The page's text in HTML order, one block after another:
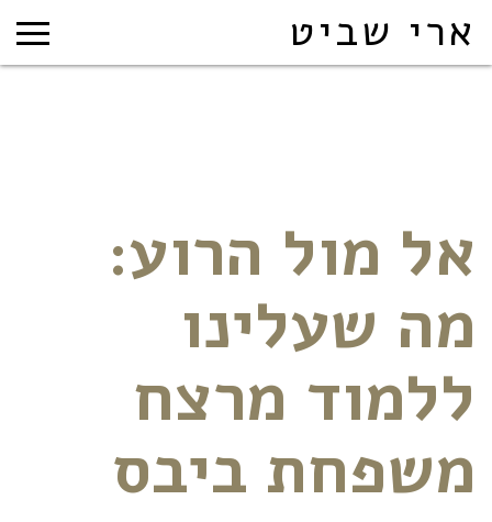
ארי שביט
אל מול הרוע:
מה שעלינו
ללמוד מרצח
משפחת ביבס